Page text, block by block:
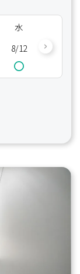
水
8/12
8/13